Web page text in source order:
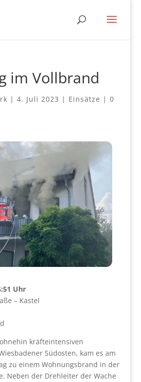
im Vollbrand
| 4. Juli 2023 | Einsätze | 0
Uhr
– Kastel
kräfteintensiven
Südosten, kam es am
zu einem Wohnungsbrand in der
Neben der Drehleiter der Wache